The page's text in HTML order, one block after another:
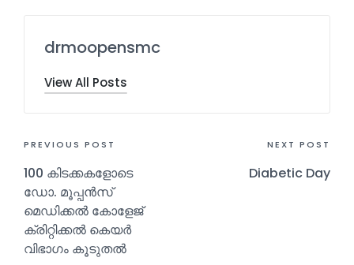
drmoopensmc
View All Posts
PREVIOUS POST
100 കിടക്കകളോടെ
ഡോ. മൂപ്പൻസ്
മെഡിക്കൽ കോളേജ്
ക്രിറ്റിക്കൽ കെയർ
വിഭാഗം കൂടുതൽ
NEXT POST
Diabetic Day